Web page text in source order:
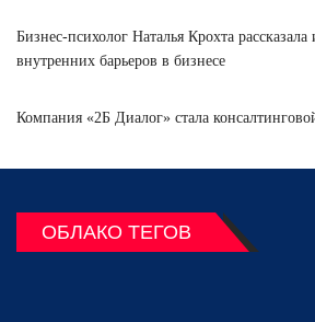
Бизнес-психолог Наталья Крохта
внутренних барьеров в бизнесе
Компания «2Б Диалог» стала
ОБЛАКО ТЕГОВ